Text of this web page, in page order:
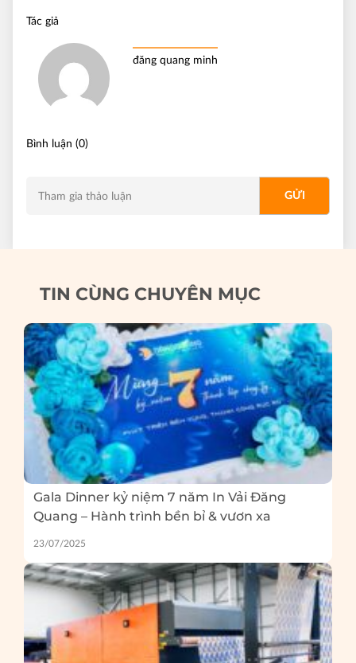
Tác giả
đăng quang minh
Bình luận (0)
TIN CÙNG CHUYÊN MỤC
Gala Dinner kỷ niệm 7 năm In Vải Đăng
Quang – Hành trình bền bỉ & vươn xa
23/07/2025